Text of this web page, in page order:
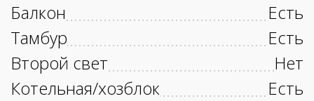
Балкон
Есть
Тамбур
Есть
Второй свет
Нет
Котельная/хозблок
Есть